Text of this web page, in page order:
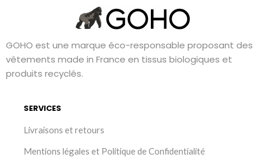
GOHO est une marque éco-responsable proposant des
vêtements made in France en tissus biologiques et
produits recyclés.
SERVICES
Livraisons et retours
Mentions légales et Politique de Confidentialité